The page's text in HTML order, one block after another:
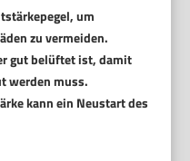
um
zu vermeiden.
gut belüftet ist, damit
werden muss.
kann ein Neustart des